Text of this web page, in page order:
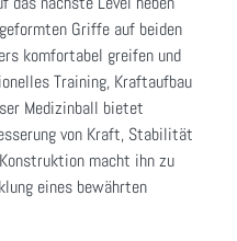
Griffe auf beiden
komfortabel greifen und
Training, Kraftaufbau
Medizinball bietet
von Kraft, Stabilität
macht ihn zu
eines bewährten